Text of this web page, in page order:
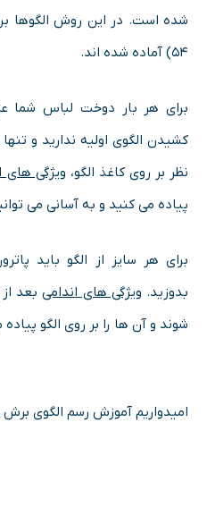
۵۴) آماده شده اند.
برای هر بار دوخت لباس شما
کشیدن الگوی اولیه ندارید و
نظر بر روی کاغذ الگو، ویژگی های
پیاده می کنید و به آسانی می
برای هر سایز از الگو باید
بدوزید. ویژگی های اندامیبعد
شوند و آن ها را بر روی الگو
امیدواریم آموزش رسم الگوی